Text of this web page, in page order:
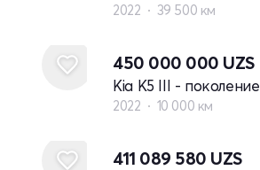
2022 39 500 км
450 000 000 UZS
Kia K5 III - поколение
2022 10 000 км
411 089 580 UZS